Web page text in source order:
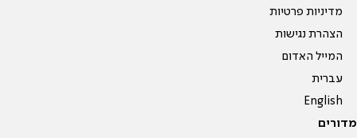
מדיניות פרטיות
הצהרת נגישות
המייל האדום
עברית
English
מדורים